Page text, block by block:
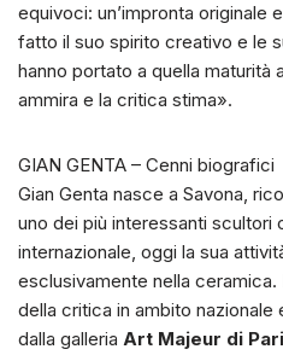
equivoci: un’impronta originale
fatto il suo spirito creativo e le
hanno portato a quella maturità
ammira e la critica stima».
GIAN GENTA – Cenni biografici
Gian Genta nasce a Savona,
uno dei più interessanti scultori
internazionale, oggi la sua
esclusivamente nella
della critica in ambito nazionale
dalla galleria Art Majeur di